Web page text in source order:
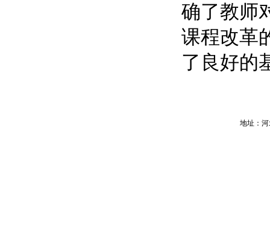
确了教师
课程改革
了良好的
地址：河